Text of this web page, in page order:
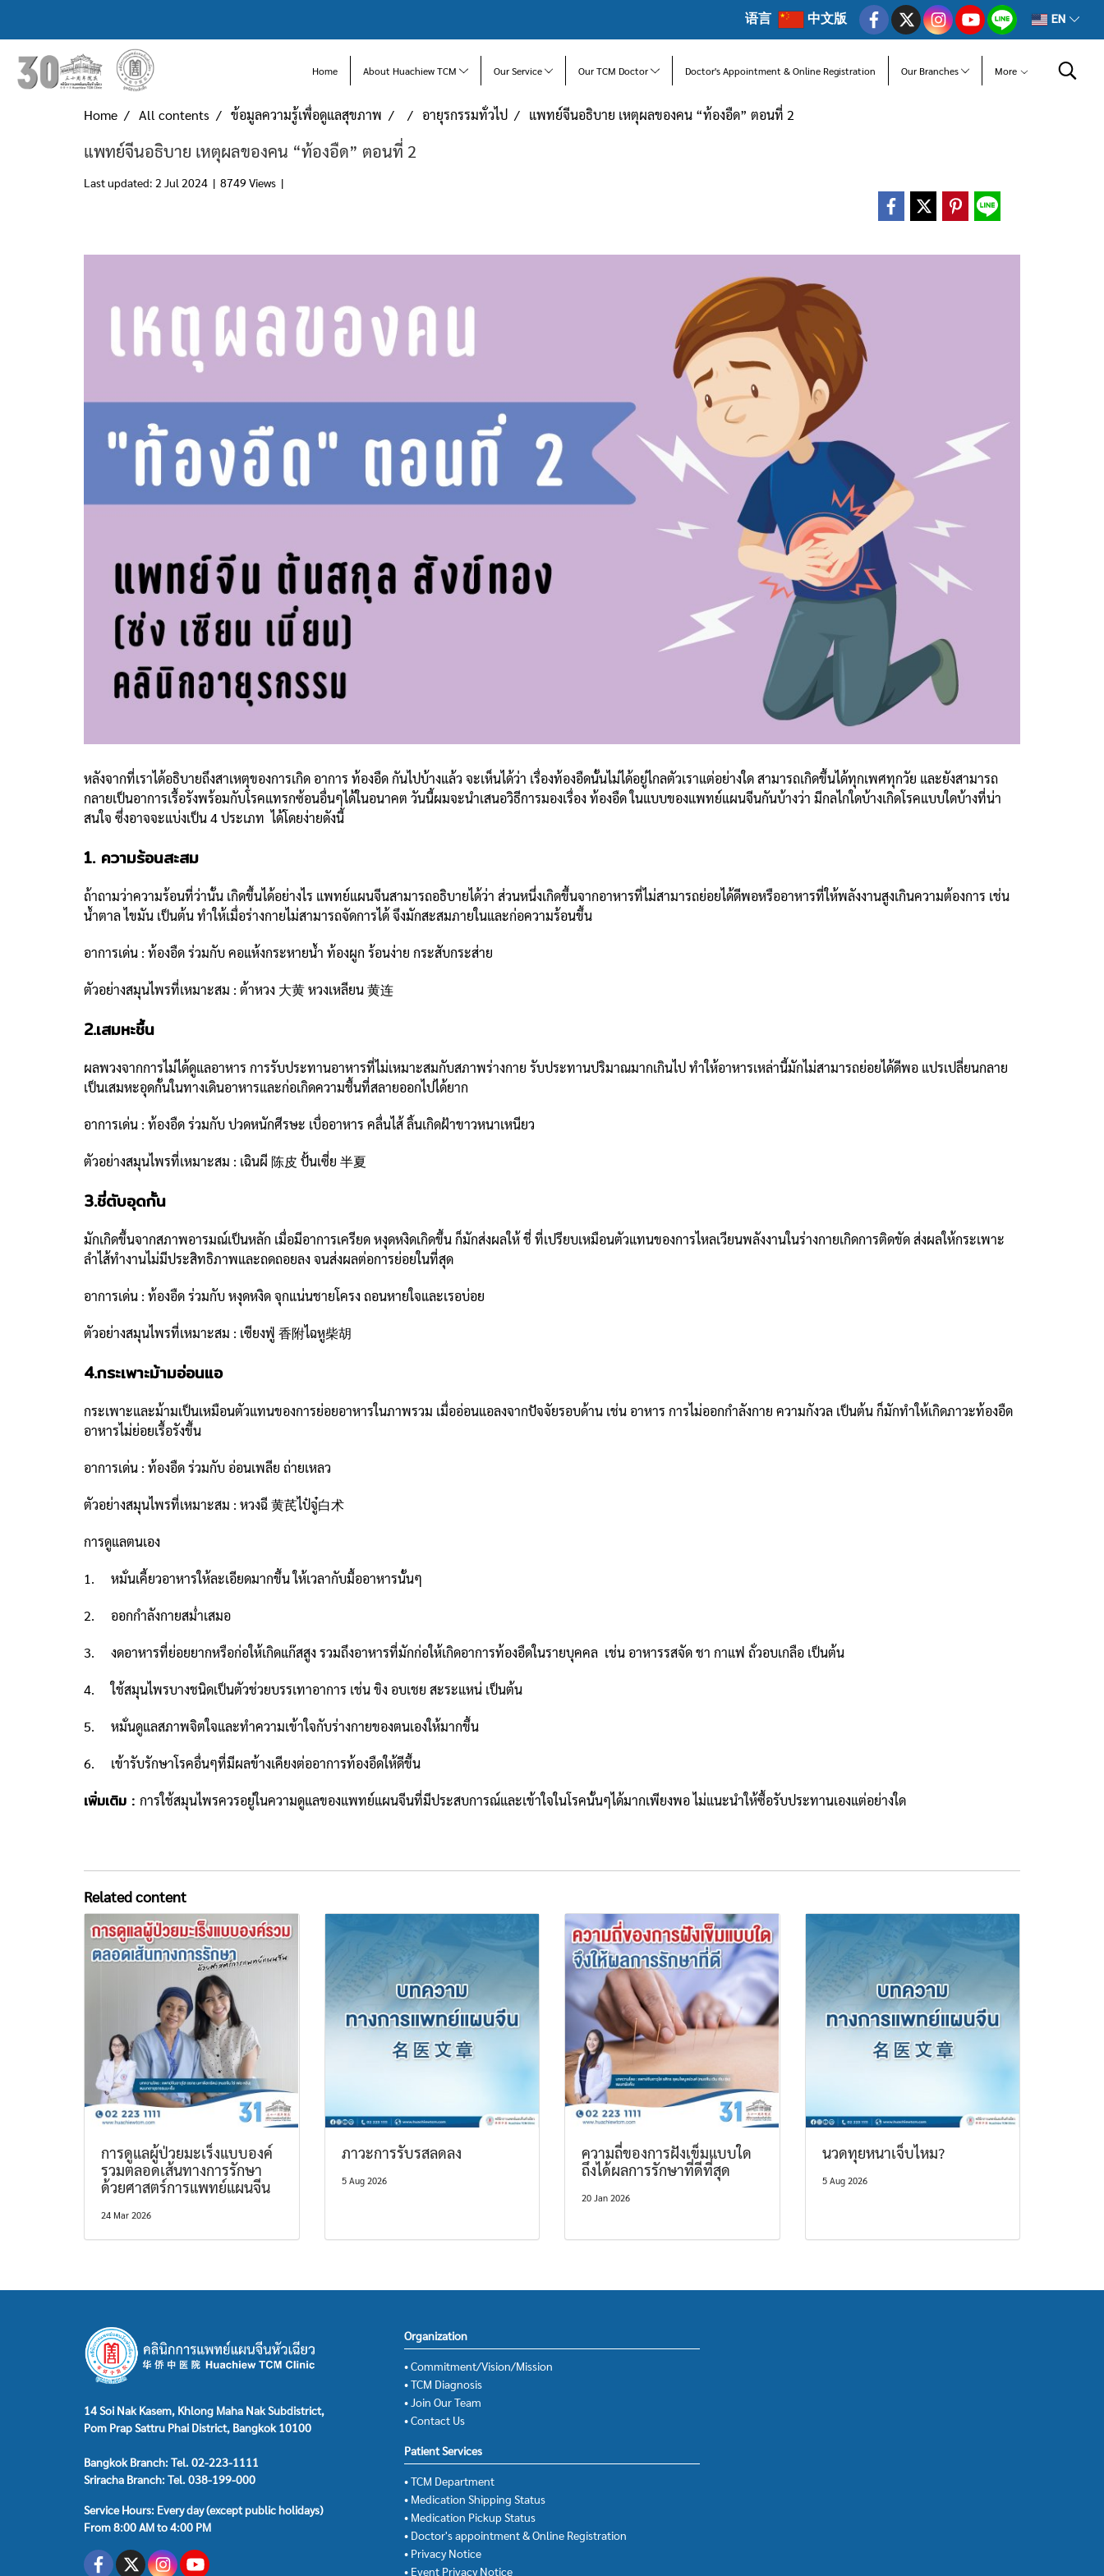
语言 中文版 EN
Home About Huachiew TCM Our Service Our TCM Doctor Doctor's Appointment & Online Registration Our Branches More
Home All contents ข้อมูลความรู้เพื่อดูแลสุขภาพ อายุรกรรมทั่วไป แพทย์จีนอธิบาย เหตุผลของคน “ท้องอืด” ตอนที่ 2
แพทย์จีนอธิบาย เหตุผลของคน “ท้องอืด” ตอนที่ 2
Last updated: 2 Jul 2024 | 8749 Views |
หลังจากที่เราได้อธิบายถึงสาเหตุของการเกิด อาการ ท้องอืด กันไปบ้างแล้ว จะเห็นได้ว่า เรื่องท้องอืดนั้นไม่ได้อยู่ไกลตัวเราแต่อย่างใด สามารถเกิดขึ้นได้ทุกเพศทุกวัย และยังสามารถ
กลายเป็นอาการเรื้อรังพร้อมกับโรคแทรกซ้อนอื่นๆได้ในอนาคต วันนี้ผมจะนำเสนอวิธีการมองเรื่อง ท้องอืด ในแบบของแพทย์แผนจีนกันบ้างว่า มีกลไกใดบ้างเกิดโรคแบบใดบ้างที่น่า
สนใจ ซึ่งอาจจะแบ่งเป็น 4 ประเภท ได้โดยง่ายดังนี้
1. ความร้อนสะสม
ถ้าถามว่าความร้อนที่ว่านั้น เกิดขึ้นได้อย่างไร แพทย์แผนจีนสามารถอธิบายได้ว่า ส่วนหนึ่งเกิดขึ้นจากอาหารที่ไม่สามารถย่อยได้ดีพอหรืออาหารที่ให้พลังงานสูงเกินความต้องการ เช่น
น้ำตาล ไขมัน เป็นต้น ทำให้เมื่อร่างกายไม่สามารถจัดการได้ จึงมักสะสมภายในและก่อความร้อนขึ้น
อาการเด่น : ท้องอืด ร่วมกับ คอแห้งกระหายน้ำ ท้องผูก ร้อนง่าย กระสับกระส่าย
ตัวอย่างสมุนไพรที่เหมาะสม : ต้าหวง 大黄 หวงเหลียน 黄连
2.เสมหะชื้น
ผลพวงจากการไม่ได้ดูแลอาหาร การรับประทานอาหารที่ไม่เหมาะสมกับสภาพร่างกาย รับประทานปริมาณมากเกินไป ทำให้อาหารเหล่านี้มักไม่สามารถย่อยได้ดีพอ แปรเปลี่ยนกลาย
เป็นเสมหะอุดกั้นในทางเดินอาหารและก่อเกิดความชื้นที่สลายออกไปได้ยาก
อาการเด่น : ท้องอืด ร่วมกับ ปวดหนักศีรษะ เบื่ออาหาร คลื่นไส้ ลิ้นเกิดฝ้าขาวหนาเหนียว
ตัวอย่างสมุนไพรที่เหมาะสม : เฉินผี 陈皮 ปั้นเซี่ย 半夏
3.ชี่ตับอุดกั้น
มักเกิดขึ้นจากสภาพอารมณ์เป็นหลัก เมื่อมีอาการเครียด หงุดหงิดเกิดขึ้น ก็มักส่งผลให้ ชี่ ที่เปรียบเหมือนตัวแทนของการไหลเวียนพลังงานในร่างกายเกิดการติดขัด ส่งผลให้กระเพาะ
ลำไส้ทำงานไม่มีประสิทธิภาพและถดถอยลง จนส่งผลต่อการย่อยในที่สุด
อาการเด่น : ท้องอืด ร่วมกับ หงุดหงิด จุกแน่นชายโครง ถอนหายใจและเรอบ่อย
ตัวอย่างสมุนไพรที่เหมาะสม : เซียงฟู่ 香附ไฉหู柴胡
4.กระเพาะม้ามอ่อนแอ
กระเพาะและม้ามเป็นเหมือนตัวแทนของการย่อยอาหารในภาพรวม เมื่ออ่อนแอลงจากปัจจัยรอบด้าน เช่น อาหาร การไม่ออกกำลังกาย ความกังวล เป็นต้น ก็มักทำให้เกิดภาวะท้องอืด
อาหารไม่ย่อยเรื้อรังขึ้น
อาการเด่น : ท้องอืด ร่วมกับ อ่อนเพลีย ถ่ายเหลว
ตัวอย่างสมุนไพรที่เหมาะสม : หวงฉี 黄芪ไป๋จู๋白术
การดูแลตนเอง
1. หมั่นเคี้ยวอาหารให้ละเอียดมากขึ้น ให้เวลากับมื้ออาหารนั้นๆ
2. ออกกำลังกายสม่ำเสมอ
3. งดอาหารที่ย่อยยากหรือก่อให้เกิดแก๊สสูง รวมถึงอาหารที่มักก่อให้เกิดอาการท้องอืดในรายบุคคล เช่น อาหารรสจัด ชา กาแฟ ถั่วอบเกลือ เป็นต้น
4. ใช้สมุนไพรบางชนิดเป็นตัวช่วยบรรเทาอาการ เช่น ขิง อบเชย สะระแหน่ เป็นต้น
5. หมั่นดูแลสภาพจิตใจและทำความเข้าใจกับร่างกายของตนเองให้มากขึ้น
6. เข้ารับรักษาโรคอื่นๆที่มีผลข้างเคียงต่ออาการท้องอืดให้ดีขึ้น
เพิ่มเติม : การใช้สมุนไพรควรอยู่ในความดูแลของแพทย์แผนจีนที่มีประสบการณ์และเข้าใจในโรคนั้นๆได้มากเพียงพอ ไม่แนะนำให้ซื้อรับประทานเองแต่อย่างใด
Related content
การดูแลผู้ป่วยมะเร็งแบบองค์
รวมตลอดเส้นทางการรักษา
ด้วยศาสตร์การแพทย์แผนจีน
24 Mar 2026
ภาวะการรับรสลดลง
5 Aug 2026
ความถี่ของการฝังเข็มแบบใด
ถึงได้ผลการรักษาที่ดีที่สุด
20 Jan 2026
นวดทุยหนาเจ็บไหม?
5 Aug 2026
14 Soi Nak Kasem, Khlong Maha Nak Subdistrict,
Pom Prap Sattru Phai District, Bangkok 10100
Bangkok Branch: Tel. 02-223-1111
Sriracha Branch: Tel. 038-199-000
Service Hours: Every day (except public holidays)
From 8:00 AM to 4:00 PM
Organization
• Commitment/Vision/Mission
• TCM Diagnosis
• Join Our Team
• Contact Us
Patient Services
• TCM Department
• Medication Shipping Status
• Medication Pickup Status
• Doctor's appointment & Online Registration
• Privacy Notice
• Event Privacy Notice